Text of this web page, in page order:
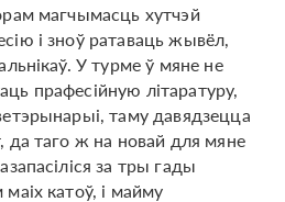
магчымасць хутчэй
і зноў ратаваць жывёл,
У турме ў мяне не
прафесійную літаратуру,
таму давядзецца
да таго ж на новай для мяне
за тры гады
катоў, і майму